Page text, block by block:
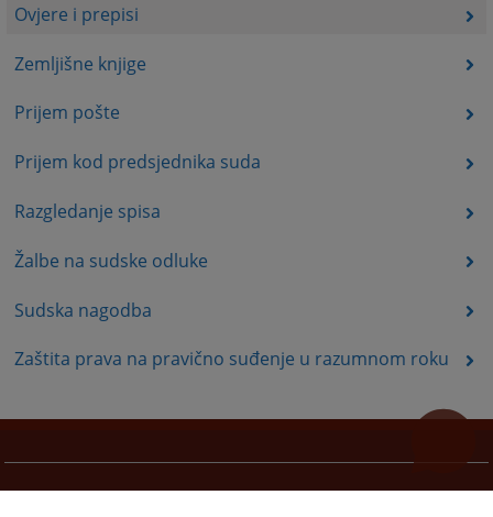
Ovjere i prepisi
Zemljišne knjige
Prijem pošte
Prijem kod predsjednika suda
Razgledanje spisa
Žalbe na sudske odluke
Sudska nagodba
Zaštita prava na pravično suđenje u razumnom roku